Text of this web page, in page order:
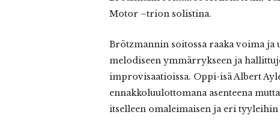
Motor –trion solistina.
Brötzmannin soitossa raaka voima ja
melodiseen ymmärrykseen ja
improvisaatioissa. Oppi-isä Albert
ennakkoluulottomana asenteena
itselleen omaleimaisen ja eri